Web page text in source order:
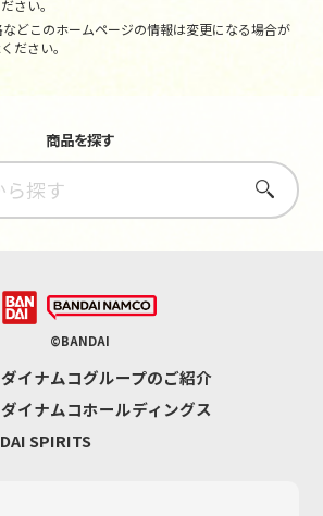
さい。
どこのホームページの情報は変更になる場合が
ださい。
商品を探す
さがす
©BANDAI
イナムコグループのご紹介
イナムコホールディングス
SPIRITS